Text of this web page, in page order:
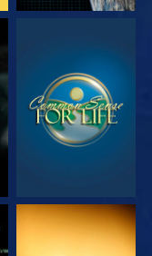
צפה